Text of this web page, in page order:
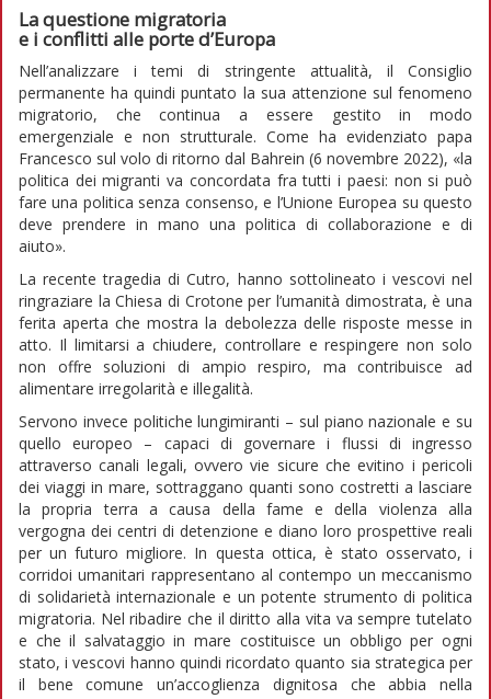
La questione migratoria
e i conflitti alle porte d’Europa
Nell’analizzare i temi di stringente attualità, il Consiglio
permanente ha quindi puntato la sua attenzione sul fenomeno
migratorio, che continua a essere gestito in modo
emergenziale e non strutturale. Come ha evidenziato papa
Francesco sul volo di ritorno dal Bahrein (6 novembre 2022), «la
politica dei migranti va concordata fra tutti i paesi: non si può
fare una politica senza consenso, e l’Unione Europea su questo
deve prendere in mano una politica di collaborazione e di
aiuto».
La recente tragedia di Cutro, hanno sottolineato i vescovi nel
ringraziare la Chiesa di Crotone per l’umanità dimostrata, è una
ferita aperta che mostra la debolezza delle risposte messe in
atto. Il limitarsi a chiudere, controllare e respingere non solo
non offre soluzioni di ampio respiro, ma contribuisce ad
alimentare irregolarità e illegalità.
Servono invece politiche lungimiranti – sul piano nazionale e su
quello europeo – capaci di governare i flussi di ingresso
attraverso canali legali, ovvero vie sicure che evitino i pericoli
dei viaggi in mare, sottraggano quanti sono costretti a lasciare
la propria terra a causa della fame e della violenza alla
vergogna dei centri di detenzione e diano loro prospettive reali
per un futuro migliore. In questa ottica, è stato osservato, i
corridoi umanitari rappresentano al contempo un meccanismo
di solidarietà internazionale e un potente strumento di politica
migratoria. Nel ribadire che il diritto alla vita va sempre tutelato
e che il salvataggio in mare costituisce un obbligo per ogni
stato, i vescovi hanno quindi ricordato quanto sia strategica per
il bene comune un’accoglienza dignitosa che abbia nella